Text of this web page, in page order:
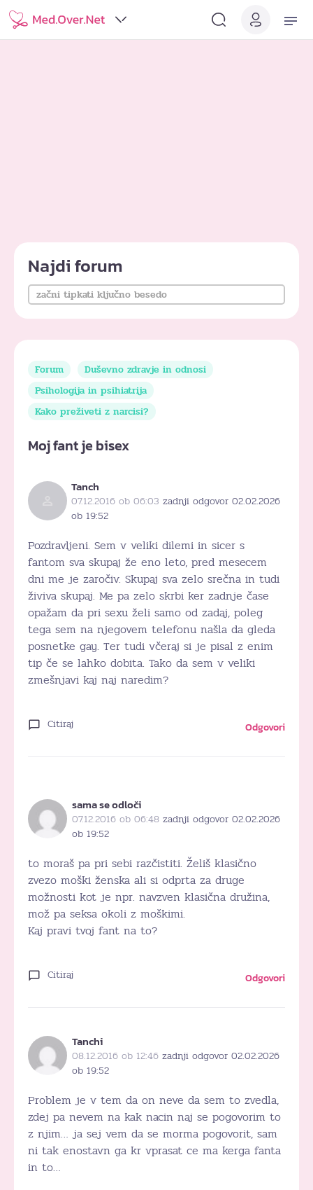
Najdi forum
Forum
Duševno zdravje in odnosi
Psihologija in psihiatrija
Kako preživeti z narcisi?
Moj fant je bisex
Tanch
07.12.2016 ob 06:03 zadnji odgovor 02.02.2026
ob 19:52
Pozdravljeni. Sem v veliki dilemi in sicer s
fantom sva skupaj že eno leto, pred mesecem
dni me je zaročiv. Skupaj sva zelo srečna in tudi
živiva skupaj. Me pa zelo skrbi ker zadnje čase
opažam da pri sexu želi samo od zadaj, poleg
tega sem na njegovem telefonu našla da gleda
posnetke gay. Ter tudi včeraj si je pisal z enim
tip če se lahko dobita. Tako da sem v veliki
zmešnjavi kaj naj naredim?
Citiraj Odgovori
sama se odloči
07.12.2016 ob 06:48 zadnji odgovor 02.02.2026
ob 19:52
to moraš pa pri sebi razčistiti. Želiš klasično
zvezo moški ženska ali si odprta za druge
možnosti kot je npr. navzven klasična družina,
mož pa seksa okoli z moškimi.
Kaj pravi tvoj fant na to?
Citiraj Odgovori
Tanchi
08.12.2016 ob 12:46 zadnji odgovor 02.02.2026
ob 19:52
Problem je v tem da on neve da sem to zvedla,
zdej pa nevem na kak nacin naj se pogovorim to
z njim… ja sej vem da se morma pogovorit, sam
ni tak enostavn ga kr vprasat ce ma kerga fanta
in to…